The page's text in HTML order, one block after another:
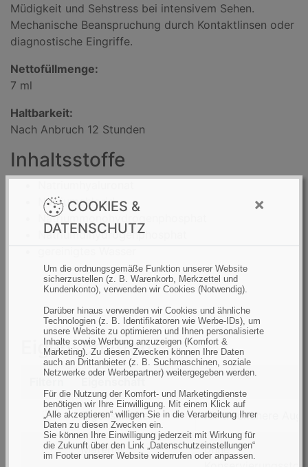
COOKIES &
DATENSCHUTZ
×
Um die ordnungsgemäße Funktion unserer Website
sicherzustellen (z. B. Warenkorb, Merkzettel und
Kundenkonto), verwenden wir Cookies (Notwendig).
Darüber hinaus verwenden wir Cookies und ähnliche
Technologien (z. B. Identifikatoren wie Werbe-IDs), um
unsere Website zu optimieren und Ihnen personalisierte
Inhalte sowie Werbung anzuzeigen (Komfort &
Marketing). Zu diesen Zwecken können Ihre Daten
auch an Drittanbieter (z. B. Suchmaschinen, soziale
Netzwerke oder Werbepartner) weitergegeben werden.
Für die Nutzung der Komfort- und Marketingdienste
benötigen wir Ihre Einwilligung. Mit einem Klick auf
„Alle akzeptieren“ willigen Sie in die Verarbeitung Ihrer
Daten zu diesen Zwecken ein.
Sie können Ihre Einwilligung jederzeit mit Wirkung für
die Zukunft über den Link „Datenschutzeinstellungen“
im Footer unserer Website widerrufen oder anpassen.
Müdigkeit und Sehstress bei intensivem Sehen.
Mechanische Beanspruchung durch Kontaktlinsen oder
diagnostische Eingriffe.
Nettofüllmenge:
7 ml
Haltbarkeit:
Nach Anbruch 12 Stunden
Inhaltsstoffe
Natriumchlorid
Natriummonohydrogenphosphat
Natriumdihydrogenphosphat
gereinigtes Wasser
Eigenschaften
Eigenschaft
filtern
nach
Eigenschaften
Eigenschaften für trockenere
filtern
Material
ohne